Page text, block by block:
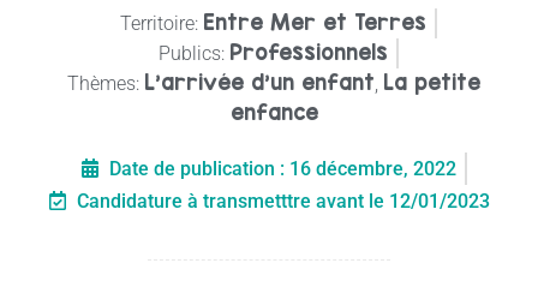
Territoire: Entre Mer et Terres
Publics: Professionnels
Thèmes: L'arrivée d'un enfant La petite
enfance
Date de publication : 16 décembre, 2022
Candidature à transmetttre avant le 12/01/2023